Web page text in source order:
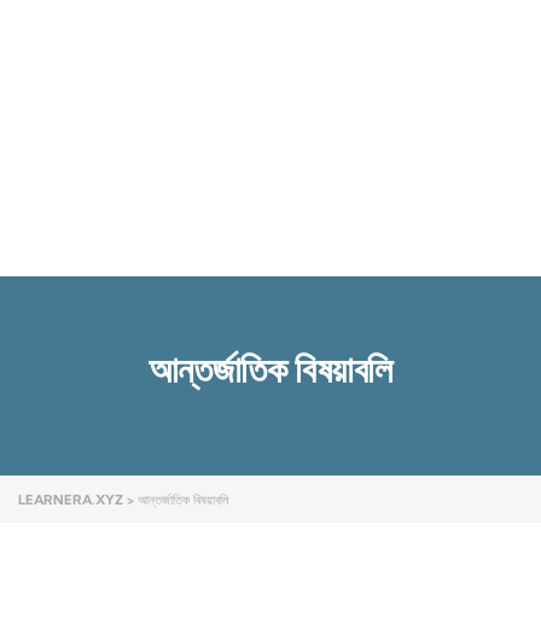
আন্তর্জাতিক বিষয়াবলি
LEARNERA.XYZ > আন্তর্জাতিক বিষয়াবলি